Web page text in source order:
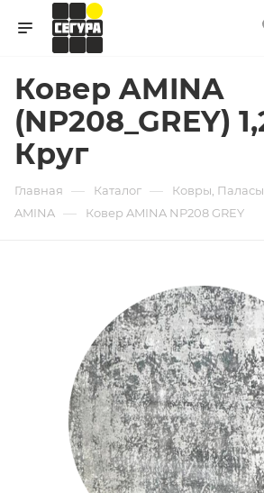
Ковер AMINA
(NP208_GREY)
Круг
Главная — Каталог — Ковры, Паласы
AMINA — Ковер AMINA NP208 GREY